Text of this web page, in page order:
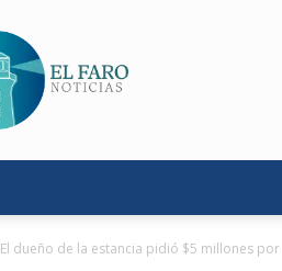
Faro
Noticias
El dueño de la estancia pidió $5 millones